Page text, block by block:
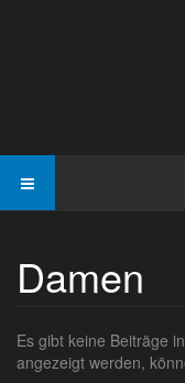
Damen
Es gibt keine Beiträge
angezeigt werden,